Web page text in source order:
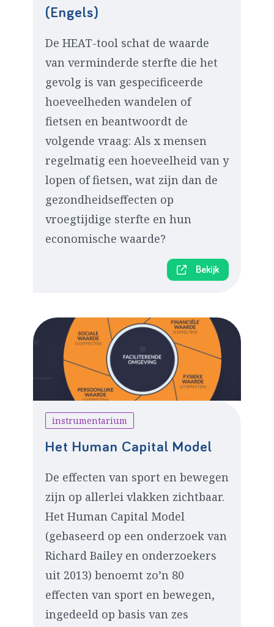
(Engels)
De HEAT-tool schat de waarde
van verminderde sterfte die het
gevolg is van gespecificeerde
hoeveelheden wandelen of
fietsen en beantwoordt de
volgende vraag: Als x mensen
regelmatig een hoeveelheid van y
lopen of fietsen, wat zijn dan de
gezondheidseffecten op
vroegtijdige sterfte en hun
economische waarde?
Bekijk
instrumentarium
Het Human Capital Model
De effecten van sport en bewegen
zijn op allerlei vlakken zichtbaar.
Het Human Capital Model
(gebaseerd op een onderzoek van
Richard Bailey en onderzoekers
uit 2013) benoemt zo’n 80
effecten van sport en bewegen,
ingedeeld op basis van zes